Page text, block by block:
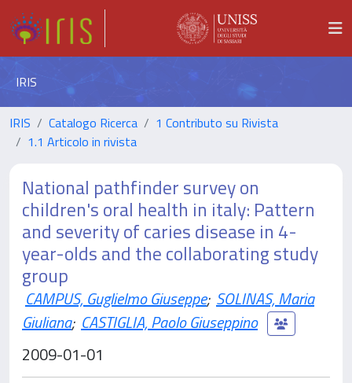
IRIS
IRIS Catalogo Ricerca
1 Contributo su Rivista
1.1 Articolo in rivista
National pathfinder survey on
children's oral health in italy: Pattern
and severity of caries disease in 4-
year-olds and the collaborating study
group
CAMPUS, Guglielmo Giuseppe; SOLINAS, Maria
Giuliana; CASTIGLIA, Paolo Giuseppino
2009-01-01